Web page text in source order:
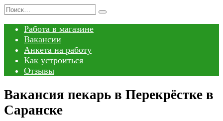
Перейти
содержанию
Search
Работа в магазине
Вакансии
Анкета на работу
Как устроиться
Отзывы
Вакансия пекарь в Перекрёстке в
Саранске